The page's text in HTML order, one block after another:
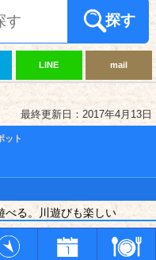
探す
LINE mail
最終更新日：2017年4月13日
ット
べる。川遊びも楽しい